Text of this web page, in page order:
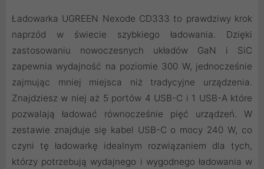
Ładowarka UGREEN Nexode CD333 to prawdziwy krok
naprzód w świecie szybkiego ładowania. Dzięki
zastosowaniu nowoczesnych układów GaN i SiC
zapewnia wydajność na poziomie 300 W, jednocześnie
zajmując mniej miejsca niż tradycyjne urządzenia.
Znajdziesz w niej aż 5 portów 4 USB-C i 1 USB-A które
pozwalają ładować równocześnie pięć urządzeń. W
zestawie znajduje się kabel USB-C o mocy 240 W, co
czyni tę ładowarkę idealnym rozwiązaniem dla tych,
którzy potrzebują wydajnego i wygodnego ładowania w